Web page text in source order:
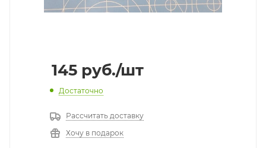
145 руб./шт
Достаточно
Рассчитать доставку
Хочу в подарок